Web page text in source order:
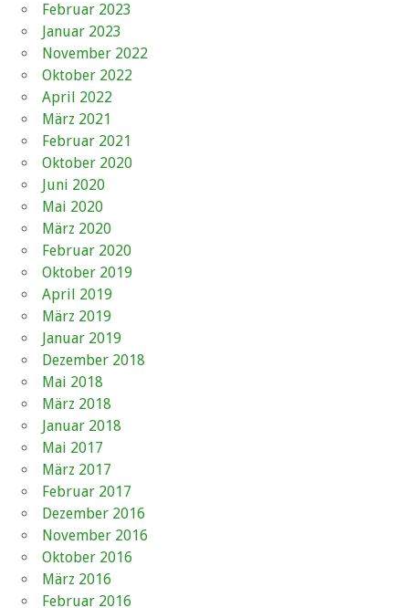
Februar 2023
Januar 2023
November 2022
Oktober 2022
April 2022
März 2021
Februar 2021
Oktober 2020
Juni 2020
Mai 2020
März 2020
Februar 2020
Oktober 2019
April 2019
März 2019
Januar 2019
Dezember 2018
Mai 2018
März 2018
Januar 2018
Mai 2017
März 2017
Februar 2017
Dezember 2016
November 2016
Oktober 2016
März 2016
Februar 2016